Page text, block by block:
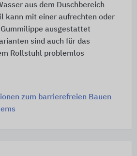
aus dem Duschbereich
kann mit einer aufrechten oder
ausgestattet
sind auch für das
Rollstuhl problemlos
zum barrierefreien Bauen